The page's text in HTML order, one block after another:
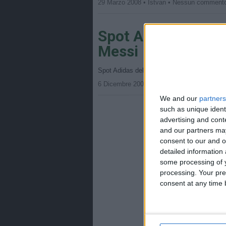
We and our partners
such as unique
advertising and
and our partners
consent to our and
detailed information
some processing of
processing. Your
consent at any time
29 Marzo 2008 • Istvan • Nessun
Spot Adidas –
Messi
Spot Adidas del 2007 in cui Leo Messi
6 Dicembre 2007 • Istvan • Nessun